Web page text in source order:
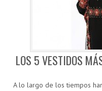
LOS 5 VESTIDOS
A lo largo de los tiempos